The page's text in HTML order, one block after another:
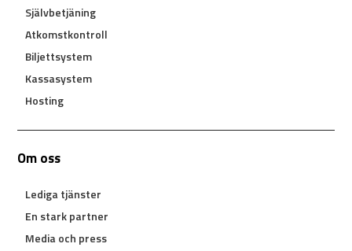
Självbetjäning
Atkomstkontroll
Biljettsystem
Kassasystem
Hosting
Om oss
Lediga tjänster
En stark partner
Media och press